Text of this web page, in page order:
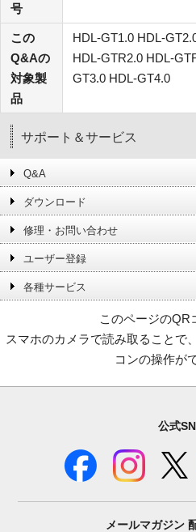
号
この
Q&Aの
対象製
品
HDL-GT1.0 HDL-
HDL-GTR2.0 HDL-
GT3.0 HDL-GT4.0
サポート＆サービス
Q&A
ダウンロード
修理・お問い合わせ
ユーザー登録
各種サービス
このページのQR
スマホのカメラで読み取ることで
コンの操作が
公式
メールマガジン